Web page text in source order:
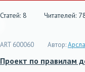
Статей: 8 Читателей:
ART 600060 Автор:
Проект по правилам